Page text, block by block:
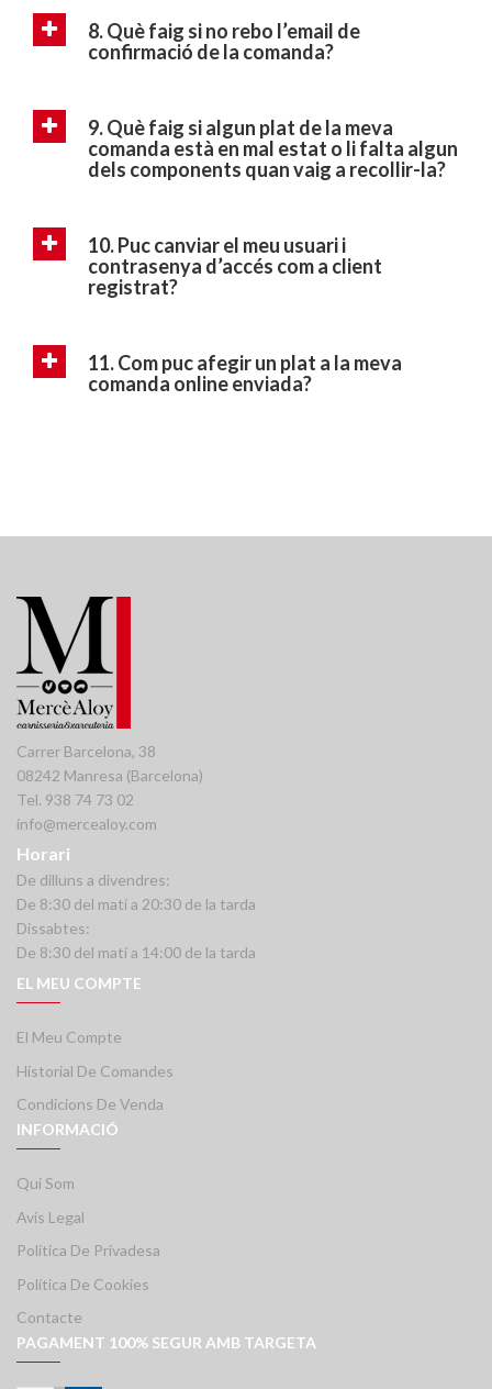
8. Què faig si no rebo l’email de
confirmació de la comanda?
9. Què faig si algun plat de la meva
comanda està en mal estat o li falta algun
dels components quan vaig a recollir-la?
10. Puc canviar el meu usuari i
contrasenya d’accés com a client
registrat?
11. Com puc afegir un plat a la meva
comanda online enviada?
Carrer Barcelona, 38
08242 Manresa (Barcelona)
Tel. 938 74 73 02
info@mercealoy.com
Horari
De dilluns a divendres:
De 8:30 del matí a 20:30 de la tarda
Dissabtes:
De 8:30 del matí a 14:00 de la tarda
EL MEU COMPTE
El Meu Compte
Historial De Comandes
Condicions De Venda
INFORMACIÓ
Qui Som
Avís Legal
Política De Privadesa
Política De Cookies
Contacte
PAGAMENT 100% SEGUR AMB TARGETA